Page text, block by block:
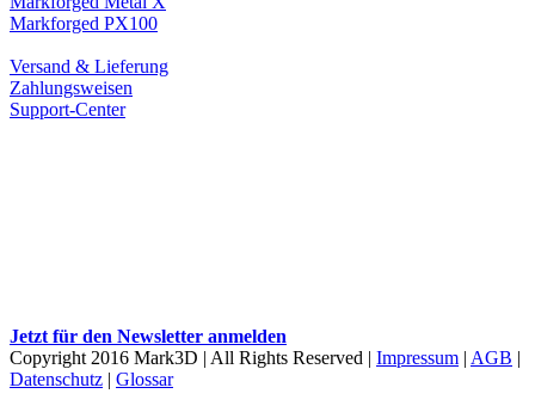
Markforged PX100
Versand & Lieferung
Zahlungsweisen
Support-Center
Jetzt für den Newsletter anmelden
Copyright 2016 Mark3D | All Rights Reserved | Impressum | AGB |
Datenschutz | Glossar